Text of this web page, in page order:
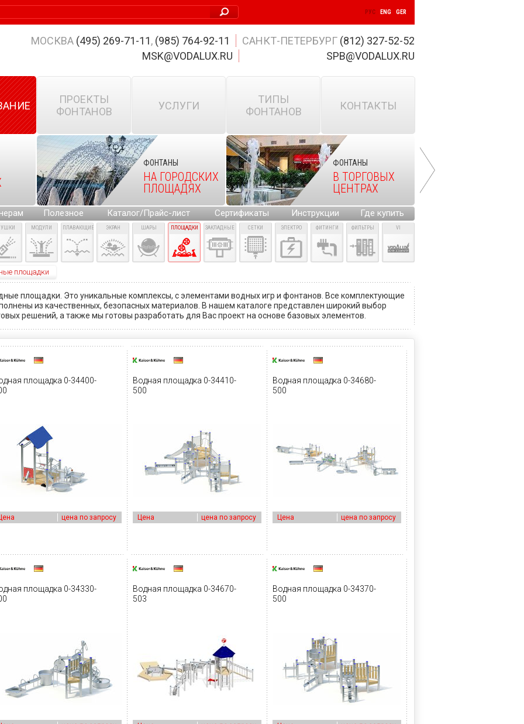
РУС ENG GER
МОСКВА (495) 269-71-11, (985) 764-92-11 САНКТ-ПЕТЕРБУРГ (812) 327-52-52
MSK@VODALUX.RU
SPB@VODALUX.RU
ПРОЕКТЫ
ФОНТАНОВ
УСЛУГИ
ТИПЫ
ФОНТАНОВ
КОНТАКТЫ
ФОНТАНЫ
НА ГОРОДСКИХ
ПЛОЩАДЯХ
ФОНТАНЫ
В ТОРГОВЫХ
ЦЕНТРАХ
Полезное Каталог/Прайс-лист Сертификаты Инструкции Где купить
МОДУЛИ ПЛАВАЮЩИЕ ЭКРАН ШАРЫ ПЛОЩАДКИ ЗАКЛАДНЫЕ СЕТКИ ЭЛЕКТРО ФИТИНГИ ФИЛЬТРЫ VI
площадки
площадки. Это уникальные комплексы, с элементами водных игр и фонтанов. Все комплектующие
из качественных, безопасных материалов. В нашем каталоге представлен широкий выбор
решений, а также мы готовы разработать для Вас проект на основе базовых элементов.
площадка 0-34400-
цена по запросу
Водная площадка 0-34410-
500
Цена цена по запросу
Водная площадка 0-34680-
500
Цена цена по запросу
площадка 0-34330-
Водная площадка 0-34670-
503
Водная площадка 0-34370-
500